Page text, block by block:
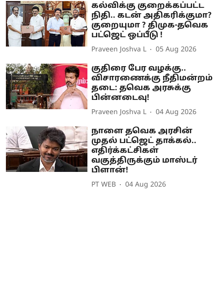
கல்விக்கு குறைக்கப்பட்ட
நிதி.. கடன் அதிகரிக்குமா?
குறையுமா ? திமுக-தவெக
பட்ஜெட் ஒப்பீடு !
Praveen Joshva L 05 Aug 2026
குதிரை பேர வழக்கு..
விசாரணைக்கு நீதிமன்றம்
தடை: தவெக அரசுக்கு
பின்னடைவு!
Praveen Joshva L 04 Aug 2026
நாளை தவெக அரசின்
முதல் பட்ஜெட் தாக்கல்..
எதிர்க்கட்சிகள்
வகுத்திருக்கும் மாஸ்டர்
பிளான்!
PT WEB 04 Aug 2026